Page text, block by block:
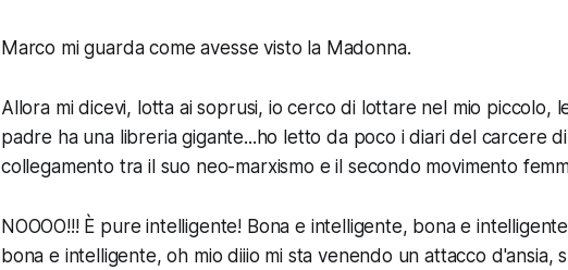
Marco mi guarda come avesse visto la Madonna.
Allora mi dicevi, lotta ai soprusi, io cerco di lottare nel mio piccolo,
padre ha una libreria gigante...ho letto da poco i diari del carcere
collegamento tra il suo neo-marxismo e il secondo movimento
NOOOO!!! È pure intelligente! Bona e intelligente, bona e
bona e intelligente, oh mio diiio mi sta venendo un attacco d'ansia,